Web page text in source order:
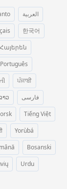
العربية
한국어
Հայերեն
Português
ਪੰਜਾਬੀ
າວ
فارسی
Tiếng Việt
Yorùbá
Bosanski
Urdu